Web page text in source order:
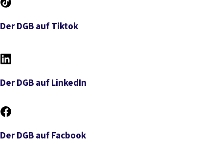
Der DGB auf Tiktok
Der DGB auf LinkedIn
Der DGB auf Facbook